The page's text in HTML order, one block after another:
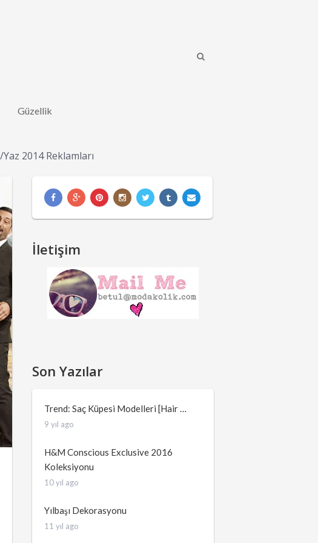
Güzellik
2014 Reklamları
İletişim
Son Yazılar
Trend: Saç Küpesi Modelleri [Hair …
9 yıl ago
H&M Conscious Exclusive 2016
Koleksiyonu
10 yıl ago
Yılbaşı Dekorasyonu
11 yıl ago